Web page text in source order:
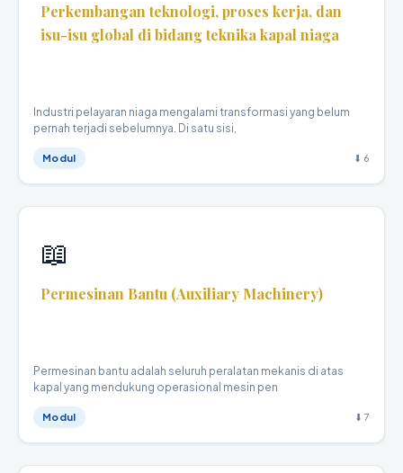
Perkembangan teknologi, proses kerja, dan
isu-isu global di bidang teknika kapal niaga
Industri pelayaran niaga mengalami transformasi yang belum
pernah terjadi sebelumnya. Di satu sisi,
Modul ⬇ 6
📖
Permesinan Bantu (Auxiliary Machinery)
Permesinan bantu adalah seluruh peralatan mekanis di atas
kapal yang mendukung operasional mesin pen
Modul ⬇ 7